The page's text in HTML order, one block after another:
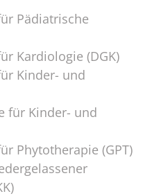
Pädiatrische
Kardiologie (DGK)
Kinder- und
für Kinder- und
Phytotherapie (GPT)